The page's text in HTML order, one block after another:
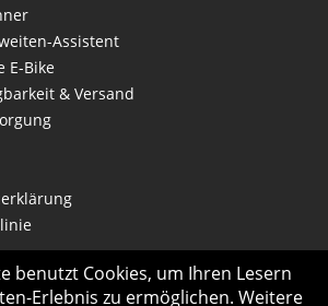
Assistent
E-Bike
& Versand
benutzt Cookies, um Ihren Lesern
Erlebnis zu ermöglichen. Weitere